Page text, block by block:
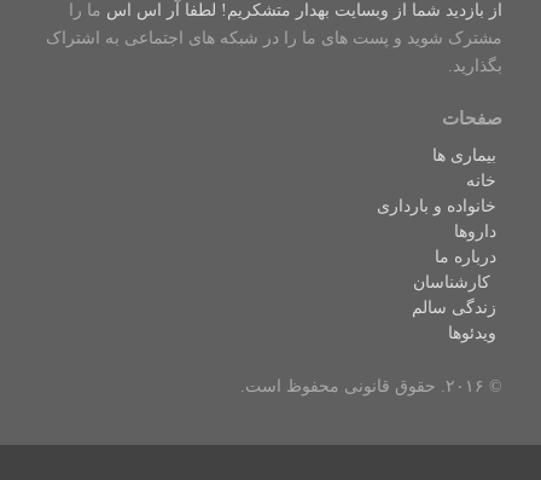
از بازدید شما از وبسایت بهدار متشکریم! لطفا آر اس اس ما را
مشترک شوید و پست های ما را در شبکه های اجتماعی به اشتراک
بگذارید.
صفحات
بیماری ها
خانه
خانواده و بارداری
داروها
درباره ما
کارشناسان
زندگی سالم
ویدئوها
© ۲۰۱۶. حقوق قانونی محفوظ است.